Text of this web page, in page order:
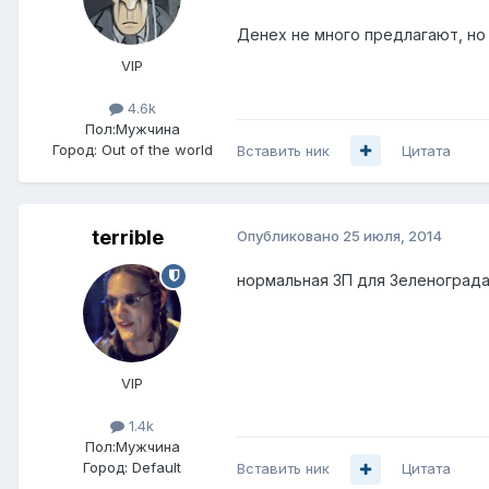
VIP
4.6k
Пол:Мужчина
Город: Out of the world
Денех не много предлагают,
Вставить ник Цитата
terrible
VIP
1.4k
Пол:Мужчина
Город: Default
Опубликовано 25 июля, 2014
нормальная ЗП для
Вставить ник Цитата